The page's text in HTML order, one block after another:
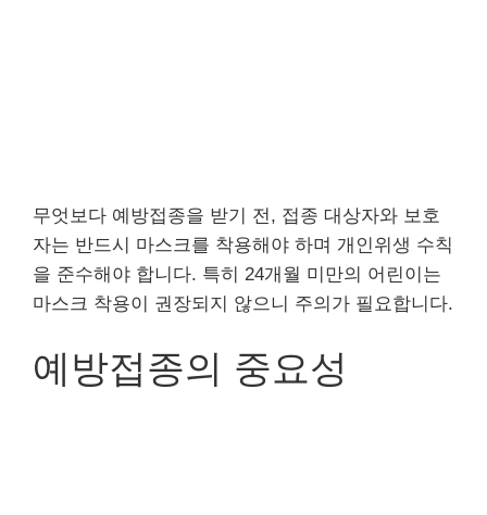
무엇보다 예방접종을 받기 전, 접종 대상자와 보호
자는 반드시 마스크를 착용해야 하며 개인위생 수칙
을 준수해야 합니다. 특히 24개월 미만의 어린이는
마스크 착용이 권장되지 않으니 주의가 필요합니다.
예방접종의 중요성